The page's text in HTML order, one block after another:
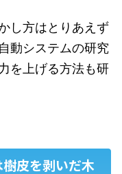
し方はとりあえず
動システムの研究
を上げる方法も研
皮を剥いだ木